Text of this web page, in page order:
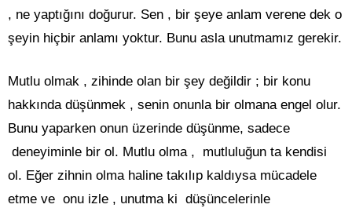
, ne yaptığını doğurur. Sen , bir şeye anlam verene dek o
şeyin hiçbir anlamı yoktur. Bunu asla unutmamız gerekir.
Mutlu olmak , zihinde olan bir şey değildir ; bir konu
hakkında düşünmek , senin onunla bir olmana engel olur.
Bunu yaparken onun üzerinde düşünme, sadece
deneyiminle bir ol. Mutlu olma , mutluluğun ta kendisi
ol. Eğer zihnin olma haline takılıp kaldıysa mücadele
etme ve onu izle , unutma ki düşüncelerinle